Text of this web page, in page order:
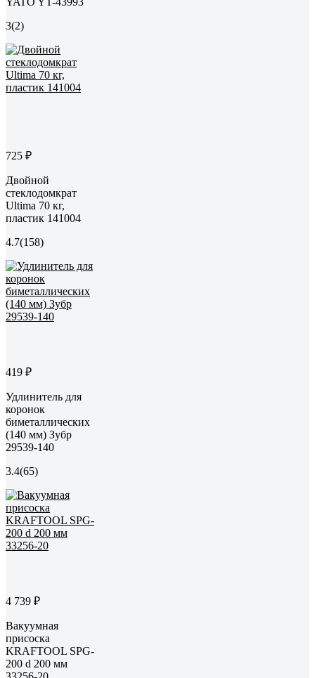
3(2)
725 ₽
Двойной
стеклодомкрат
Ultima 70 кг,
пластик 141004
4.7(158)
419 ₽
Удлинитель для
коронок
биметаллических
(140 мм) Зубр
29539-140
3.4(65)
4 739 ₽
Вакуумная
присоска
KRAFTOOL SPG-
200 d 200 мм